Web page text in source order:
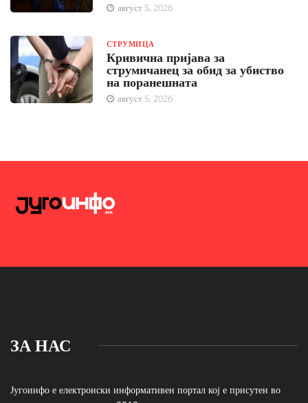
август 5, 2026
СТРУМИЦА
Кривична пријава за
струмичанец за обид за убиство
на поранешната
август 5, 2026
ЗА НАС
Југоинфо е електронски информативен портал кој е присутен во